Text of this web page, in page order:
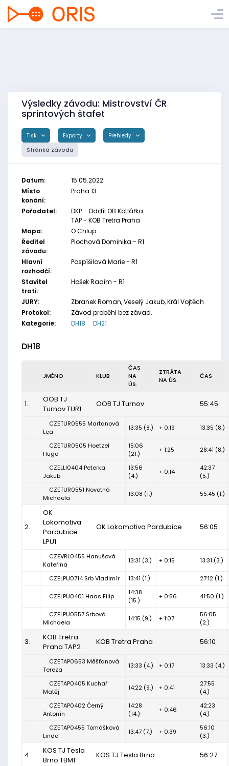
Výsledky závodu: Mistrovství ČR
sprintových štafet
Tisk Exporty
Přehledy
Stránka závodu
Datum:
15.05.2022
Místo
konání:
Praha 13
Pořadatel:
DKP - Oddíl OB Kotlářka
TAP - KOB Tretra Praha
Mapa:
O Chlup
Ředitel
závodu:
Plochová Dominika - R1
Hlavní
rozhodčí:
Pospíšilová Marie - R1
Stavitel
tratí:
Hošek Radim - R1
JURY:
Zbranek Roman, Veselý Jakub, Král Vojtěch
Protokol:
Závod proběhl bez závad.
Kategorie:
DH18 DH21
DH18
JMÉNO KLUB
ČAS
NA
ÚS.
ZTRÁTA
NA ÚS.
ČAS
1.
OOB TJ
Turnov TUR1
OOB TJ Turnov 55:45
CZETUR0555 Martanová
Lea
13:35 (8.) + 0:19 13:35 (8.)
CZETUR0505 Hoetzel
Hugo
15:06
(21.)
+ 1:25 28:41 (8.)
CZELLI0404 Peterka
Jakub
13:56
(4.)
+ 0:14
42:37
(5.)
CZETUR0551 Novotná
Michaela
13:08 (1.) 55:45 (1.)
2.
OK
Lokomotiva
Pardubice
LPU1
OK Lokomotiva Pardubice 56:05
CZEVRL0455 Hanušová
Kateřina
13:31 (3.) + 0:15 13:31 (3.)
CZELPU0714 Srb Vladimír 13:41 (1.) 27:12 (1.)
CZELPU0401 Haas Filip
14:38
(15.)
+ 0:56 41:50 (1.)
CZELPU0557 Srbová
Michaela
14:15 (9.) + 1:07
56:05
(2.)
3.
KOB Tretra
Praha TAP2
KOB Tretra Praha 56:10
CZETAP0653 Měšťanová
Tereza
13:33 (4.) + 0:17 13:33 (4.)
CZETAP0405 Kuchař
Matěj
14:22 (9.) + 0:41
27:55
(4.)
CZETAP0402 Černý
Antonín
14:28
(14.)
+ 0:46
42:23
(4.)
CZETAP0455 Tomášková
Linda
13:47 (7.) + 0:39
56:10
(3.)
4.
KOS TJ Tesla
Brno TBM1
KOS TJ Tesla Brno 56:27